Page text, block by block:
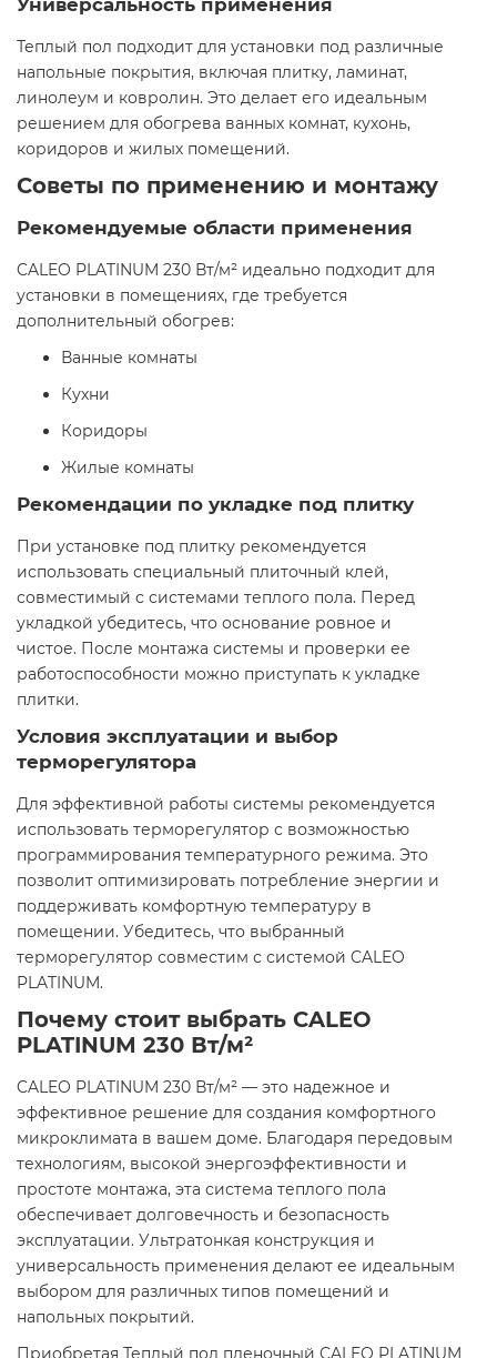
Универсальность применения
Теплый пол подходит для установки под различные
напольные покрытия, включая плитку, ламинат,
линолеум и ковролин. Это делает его идеальным
решением для обогрева ванных комнат, кухонь,
коридоров и жилых помещений.​
Советы по применению и монтажу
Рекомендуемые области применения
CALEO PLATINUM 230 Вт/м² идеально подходит для
установки в помещениях, где требуется
дополнительный обогрев:​
Ванные комнаты
Кухни
Коридоры
Жилые комнаты​
Рекомендации по укладке под плитку
При установке под плитку рекомендуется
использовать специальный плиточный клей,
совместимый с системами теплого пола. Перед
укладкой убедитесь, что основание ровное и
чистое. После монтажа системы и проверки ее
работоспособности можно приступать к укладке
плитки.​
Условия эксплуатации и выбор
терморегулятора
Для эффективной работы системы рекомендуется
использовать терморегулятор с возможностью
программирования температурного режима. Это
позволит оптимизировать потребление энергии и
поддерживать комфортную температуру в
помещении. Убедитесь, что выбранный
терморегулятор совместим с системой CALEO
PLATINUM.​
Почему стоит выбрать CALEO
PLATINUM 230 Вт/м²
CALEO PLATINUM 230 Вт/м² — это надежное и
эффективное решение для создания комфортного
микроклимата в вашем доме. Благодаря передовым
технологиям, высокой энергоэффективности и
простоте монтажа, эта система теплого пола
обеспечивает долговечность и безопасность
эксплуатации. Ультратонкая конструкция и
универсальность применения делают ее идеальным
выбором для различных типов помещений и
напольных покрытий.​
Приобретая Теплый пол пленочный CALEO PLATINUM